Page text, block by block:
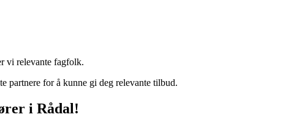
vi relevante fagfolk.
partnere for å kunne gi deg relevante tilbud.
i Rådal!